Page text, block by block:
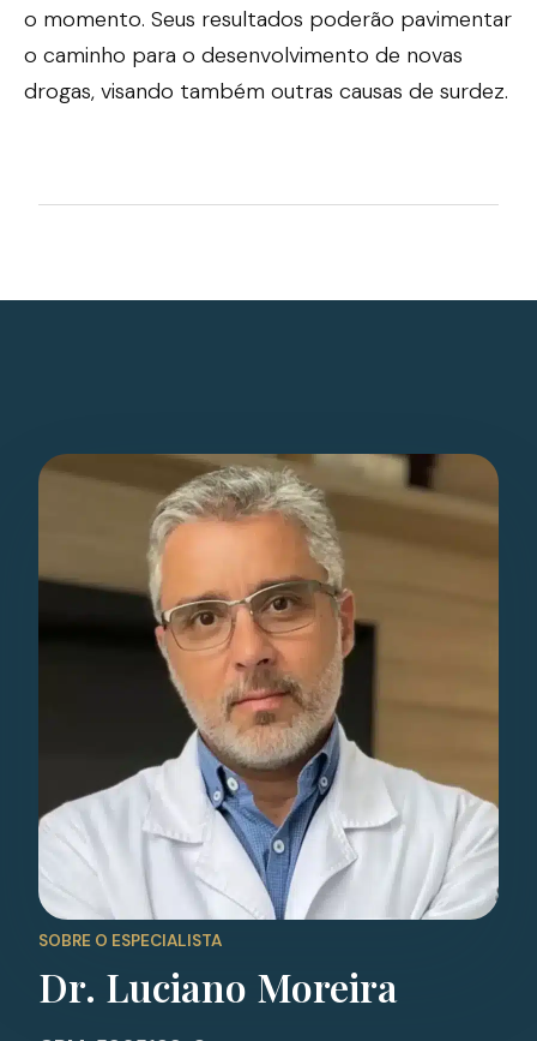
o momento. Seus resultados poderão pavimentar
o caminho para o desenvolvimento de novas
drogas, visando também outras causas de surdez.
SOBRE O ESPECIALISTA
Dr. Luciano Moreira